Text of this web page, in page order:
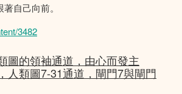
自己向前。
3482
圖的領袖通道，由心而發主
人類圖7-31通道，閘門7與閘門